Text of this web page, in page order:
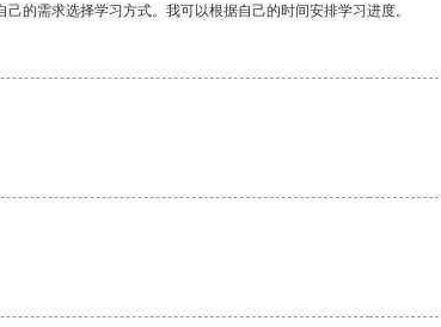
的需求选择学习方式。我可以根据自己的时间安排学习进度。